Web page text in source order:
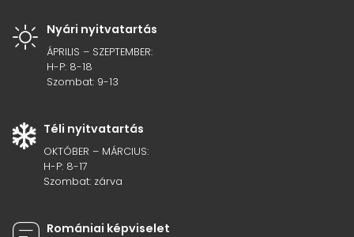
Nyári nyitvatartás
ÁPRILIS – SZEPTEMBER:
H-P: 8-18
Szombat: 9-13
Téli nyitvatartás
OKTÓBER – MÁRCIUS:
H-P: 8-17
Szombat: zárva
Romániai képviselet